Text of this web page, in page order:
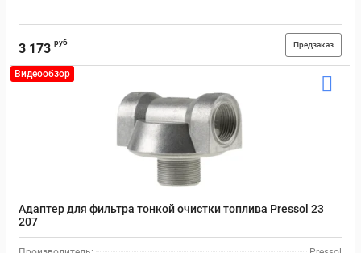
3 173 руб Предзаказ
Видеообзор
Адаптер для фильтра тонкой очистки топлива Pressol 23
207